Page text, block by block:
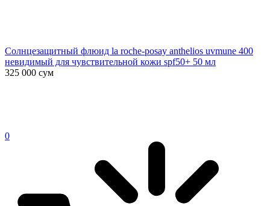
Солнцезащитный флюид la roche-posay anthelios uvmune 400
невидимый для чувствительной кожи spf50+ 50 мл
325 000 сум
0